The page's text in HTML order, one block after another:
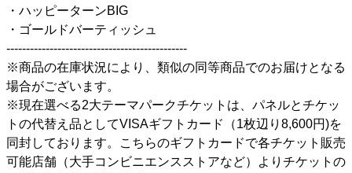
・ハッピーターンBIG
・ゴールドバーティッシュ
----------------------------------------------
※商品の在庫状況により、類似の同等商品でのお届けとなる
場合がございます。
※現在選べる2大テーマパークチケットは、パネルとチケッ
トの代替え品としてVISAギフトカード（1枚辺り8,600円)を
同封しております。こちらのギフトカードで各チケット販売
可能店舗（大手コンビニエンスストアなど）よりチケットの